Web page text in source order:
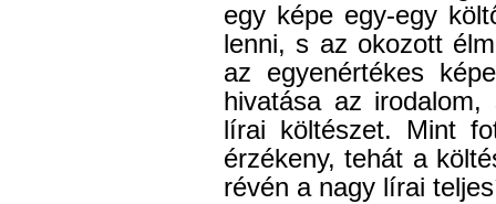
egy képe egy-egy
lenni, s az okozott
az egyenértékes
hivatása az
lírai költészet. Mint
érzékeny, tehát a
révén a nagy lírai